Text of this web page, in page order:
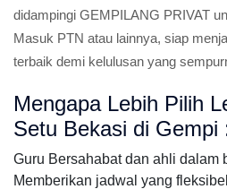
didampingi GEMPILANG PRIVAT
Masuk PTN atau lainnya, siap
terbaik demi kelulusan yang
Mengapa Lebih Pilih
Setu Bekasi di Gempi
Guru Bersahabat dan ahli dalam
Memberikan jadwal yang